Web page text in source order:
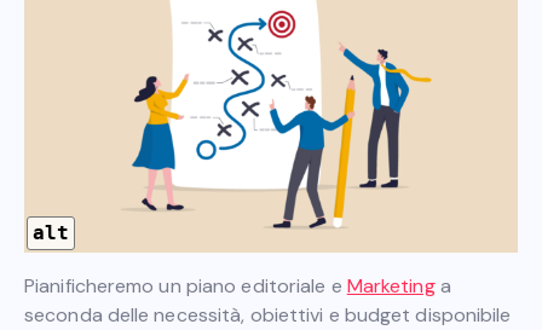
alt
Pianificheremo un piano editoriale e Marketinga
seconda delle necessità, obiettivi e budget disponibile